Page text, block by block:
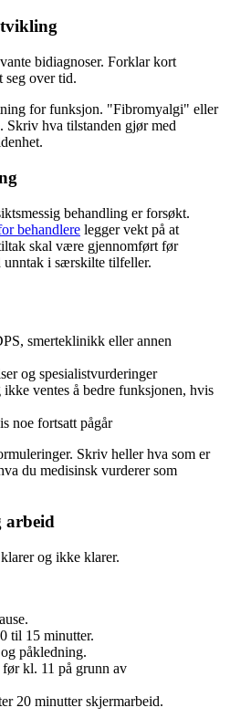
bidiagnoser. Forklar kort
seg over tid.
for funksjon. "Fibromyalgi" eller
Skriv hva tilstanden gjør med
behandling er forsøkt.
behandlere legger vekt på at
skal være gjennomført før
i særskilte tilfeller.
smerteklinikk eller annen
og spesialistvurderinger
ventes å bedre funksjonen, hvis
noe fortsatt pågår
Skriv heller hva som er
du medisinsk vurderer som
arbeid
og ikke klarer.
til 15 minutter.
påkledning.
kl. 11 på grunn av
20 minutter skjermarbeid.